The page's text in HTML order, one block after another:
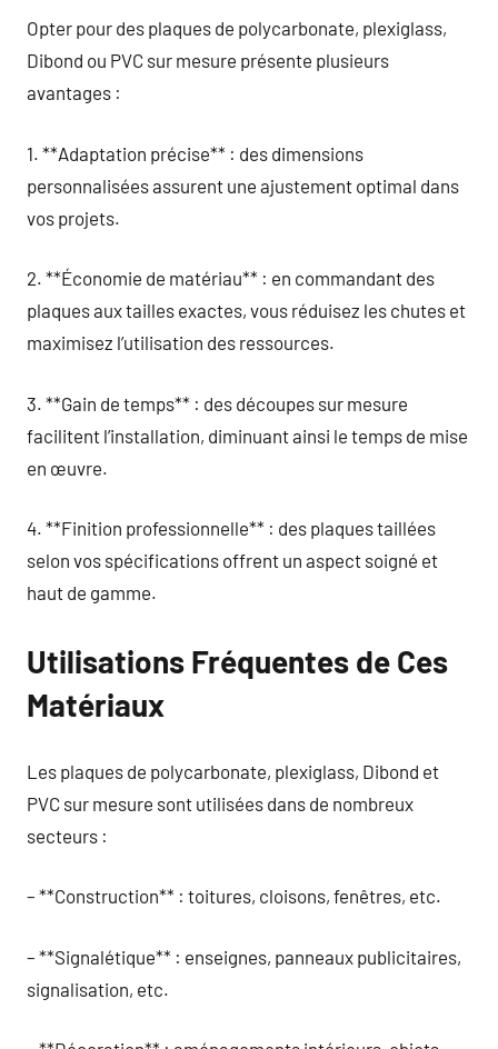
Opter pour des plaques de polycarbonate, plexiglass,
Dibond ou PVC sur mesure présente plusieurs
avantages :
1. **Adaptation précise** : des dimensions
personnalisées assurent une ajustement optimal dans
vos projets.
2. **Économie de matériau** : en commandant des
plaques aux tailles exactes, vous réduisez les chutes et
maximisez l’utilisation des ressources.
3. **Gain de temps** : des découpes sur mesure
facilitent l’installation, diminuant ainsi le temps de mise
en œuvre.
4. **Finition professionnelle** : des plaques taillées
selon vos spécifications offrent un aspect soigné et
haut de gamme.
Utilisations Fréquentes de Ces
Matériaux
Les plaques de polycarbonate, plexiglass, Dibond et
PVC sur mesure sont utilisées dans de nombreux
secteurs :
– **Construction** : toitures, cloisons, fenêtres, etc.
– **Signalétique** : enseignes, panneaux publicitaires,
signalisation, etc.